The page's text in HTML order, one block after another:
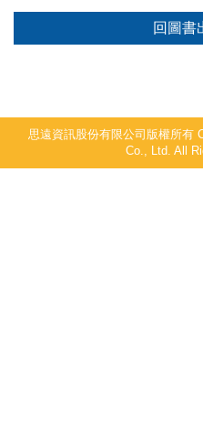
回圖書
思遠資訊股份有限公司版權所有
Co., Ltd. All